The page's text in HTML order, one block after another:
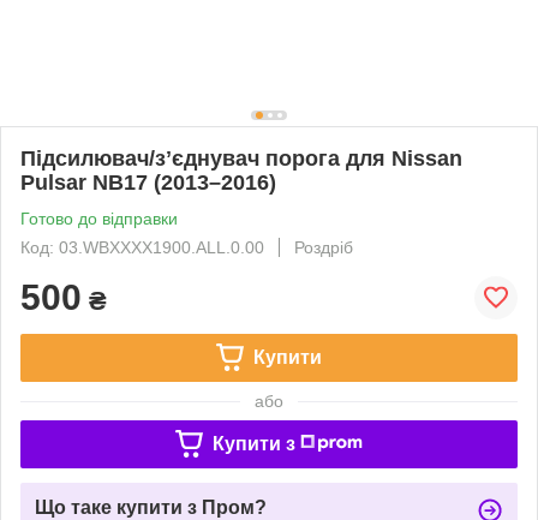
Підсилювач/зʼєднувач порога для Nissan
Pulsar NB17 (2013–2016)
Готово до відправки
Код: 03.WBXXXX1900.ALL.0.00
Роздріб
500 ₴
Купити
або
Купити з
Що таке купити з Пром?